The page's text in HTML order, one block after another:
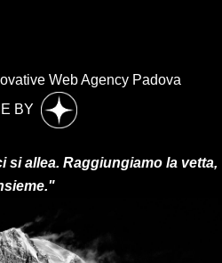
Web Agency Padova
BY
si allea. Raggiungiamo la vetta,